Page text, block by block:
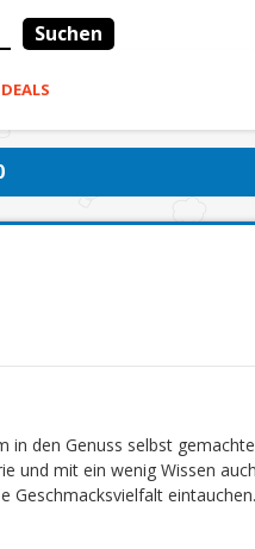
Suchen
den Genuss selbst
und mit ein wenig Wissen